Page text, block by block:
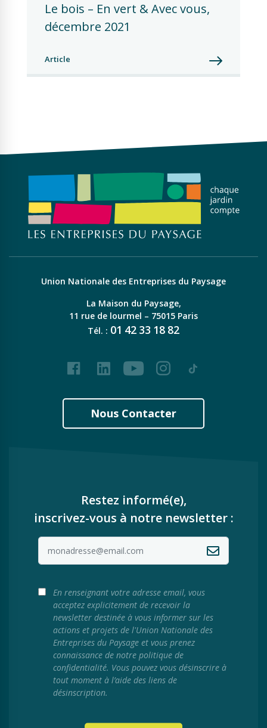
Le bois – En vert & Avec vous,
décembre 2021
Article
Union Nationale des Entreprises du Paysage
La Maison du Paysage,
11 rue de lourmel – 75015 Paris
Tél. : 01 42 33 18 82
FacebookLinkedInYoutubeInstagram
Tiktok
Nous Contacter
Restez informé(e),
inscrivez-vous à notre newsletter :
En renseignant votre adresse email, vous
acceptez explicitement de recevoir la
newsletter destinée à vous informer sur les
actions et projets de l'Union Nationale des
Entreprises du Paysage et vous prenez
connaissance de notre politique de
confidentialité. Vous pouvez vous désinscrire à
tout moment à l’aide des liens de
désinscription.